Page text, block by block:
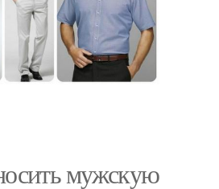
мужскую